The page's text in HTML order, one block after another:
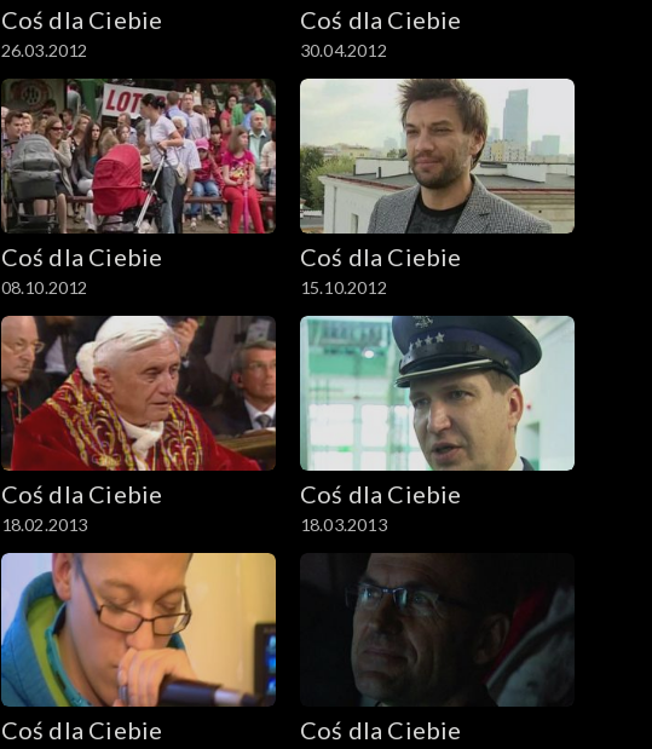
Coś dla Ciebie
26.03.2012
Coś dla Ciebie
30.04.2012
Coś dla Ciebie
08.10.2012
Coś dla Ciebie
15.10.2012
Coś dla Ciebie
18.02.2013
Coś dla Ciebie
18.03.2013
Coś dla Ciebie Coś dla Ciebie